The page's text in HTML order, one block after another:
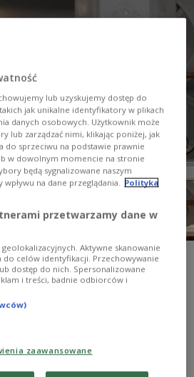
hołd jednemu z
wiecznych pisarzy
Prusowi - przyjął
Senat. W ten sposób
twórcy m.in.
lub uzyskujemy dostęp do
jak unikalne identyfikatory w plikach
danych osobowych. Użytkownik może
lub zarządzać nimi, klikając poniżej, jak
do sprzeciwu na podstawie prawnie
w dowolnym momencie na stronie
będą sygnalizowane naszym
na dane przeglądania. Polityka
przetwarzamy dane w
geolokalizacyjnych. Aktywne skanowanie
do celów identyfikacji. Przechowywanie
dostęp do nich. Spersonalizowane
i treści, badnie odbiorców i
zaawansowane